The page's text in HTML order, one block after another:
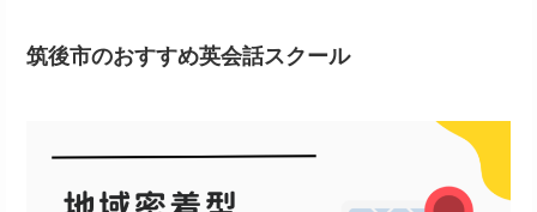
筑後市のおすすめ英会話スクール